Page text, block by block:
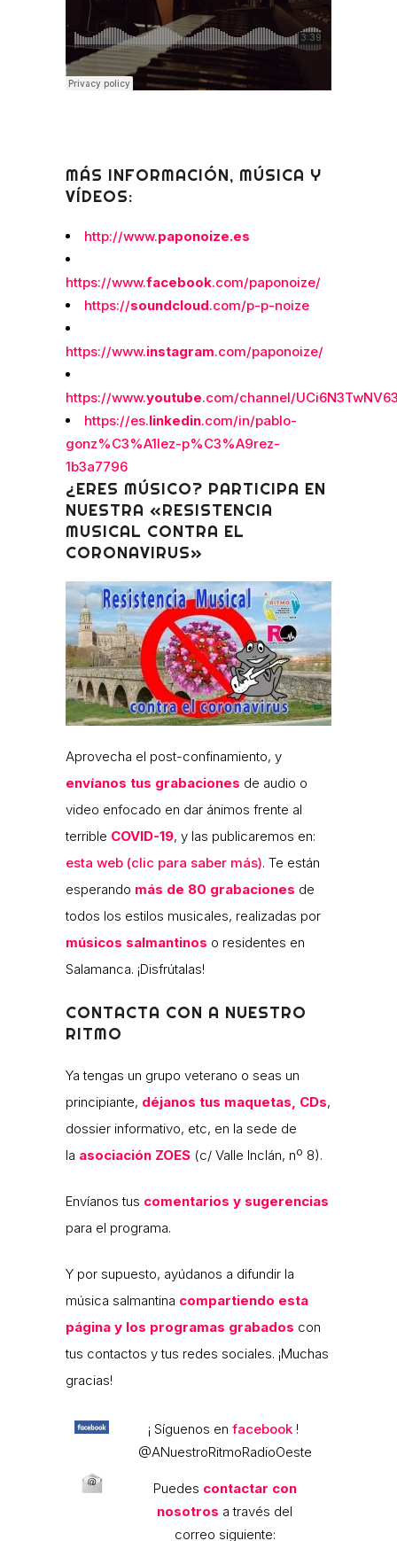
MÁS INFORMACIÓN, MÚSICA Y
VÍDEOS:
http://www.paponoize.es
https://www.facebook.com/paponoize/
https://soundcloud.com/p-p-noize
https://www.instagram.com/paponoize/
https://www.youtube.com/channel/
https://es.linkedin.com/in/pablo-
gonz%C3%A1lez-p%C3%A9rez-
1b3a7796
¿ERES MÚSICO? PARTICIPA EN
NUESTRA «RESISTENCIA
MUSICAL CONTRA EL
CORONAVIRUS»
Aprovecha el post-confinamiento, y
envíanos tus grabaciones de audio o
video enfocado en dar ánimos frente al
terrible COVID-19, y las publicaremos en:
esta web (clic para saber más). Te están
esperando más de 80 grabaciones de
todos los estilos musicales, realizadas por
músicos salmantinos o residentes en
Salamanca. ¡Disfrútalas!
CONTACTA CON A NUESTRO
RITMO
Ya tengas un grupo veterano o seas un
principiante, déjanos tus maquetas, CDs,
dossier informativo, etc, en la sede de
la asociación ZOES (c/ Valle Inclán, nº 8).
Envíanos tus comentarios y sugerencias
para el programa.
Y por supuesto, ayúdanos a difundir la
música salmantina compartiendo esta
página y los programas grabados con
tus contactos y tus redes sociales. ¡Muchas
gracias!
¡ Síguenos en facebook!
@ANuestroRitmoRadioOeste
Puedes contactar con
nosotros a través del
correo siguiente: